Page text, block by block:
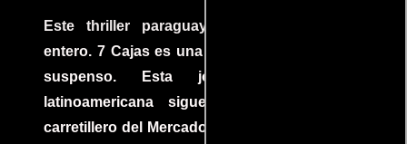
Este thriller paraguayo cautivó al mundo
entero. 7 Cajas es una explosión de acción y
suspenso. Esta joya cinematográfica
latinoamericana sigue la historia de un
carretillero del Mercado 4 de Asunción que se